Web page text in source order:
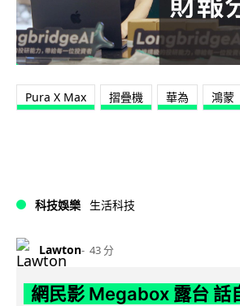
Pura X Max 摺疊機 華為 鴻蒙
科技娛樂 生活科技
Lawton 43 分
網民影 Megabox 露台 話